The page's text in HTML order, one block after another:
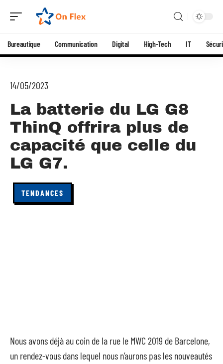
Bureautique Communication Digital High-Tech IT
14/05/2023
La batterie du LG G8
ThinQ offrira plus de
capacité que celle du
LG G7.
TENDANCES
Nous avons déjà au coin de la rue le MWC 2019 de Barcelone,
un rendez-vous dans lequel nous n’aurons pas les nouveautés